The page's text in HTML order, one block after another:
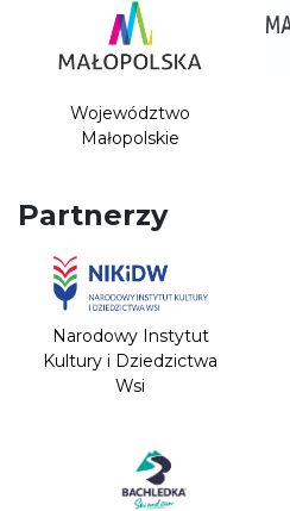
Województwo
Małopolskie
Partnerzy
Narodowy Instytut
Kultury i Dziedzictwa
Wsi